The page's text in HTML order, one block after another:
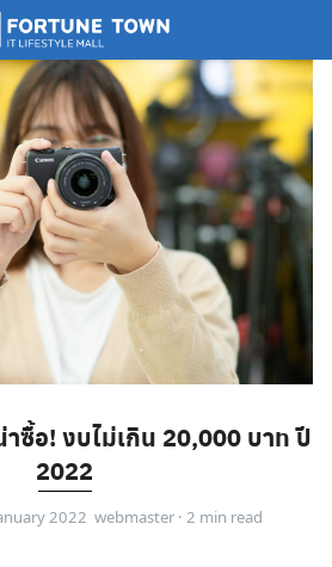
ซื้อ! งบไม่เกิน 20,000 บาท ปี
2022
2022 webmaster ·